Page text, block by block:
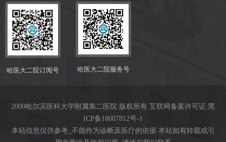
哈医大二院订阅号 哈医大二院服务号
2009哈尔滨医科大学附属第二医院 版权所有 互联网备案许可证:黑
ICP备18007812号-1
本站信息仅供参考_不能作为诊断及医疗的依据 本站如有转载或引